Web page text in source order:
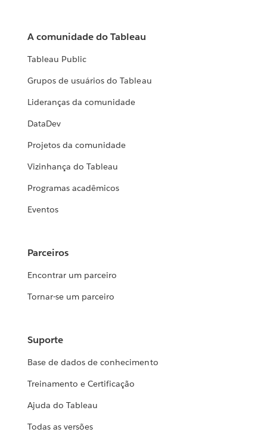
A comunidade do Tableau
Tableau Public
Grupos de usuários do Tableau
Lideranças da comunidade
DataDev
Projetos da comunidade
Vizinhança do Tableau
Programas acadêmicos
Eventos
Parceiros
Encontrar um parceiro
Tornar-se um parceiro
Suporte
Base de dados de conhecimento
Treinamento e Certificação
Ajuda do Tableau
Todas as versões